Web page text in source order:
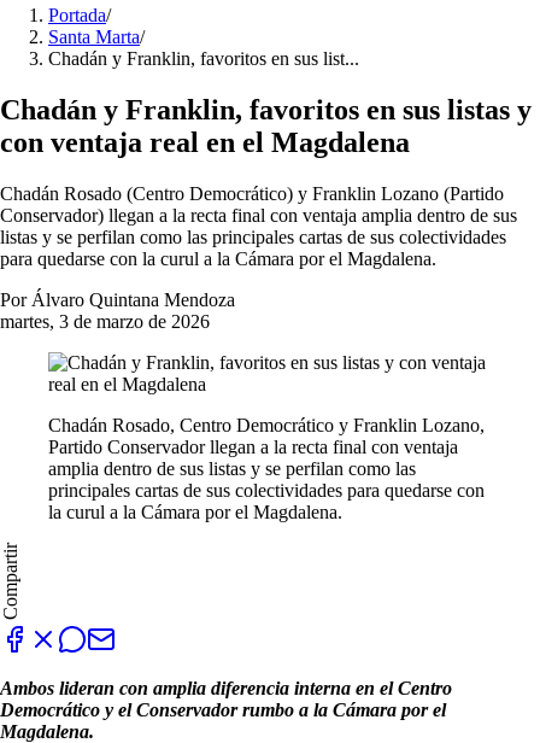
Portada/
Santa Marta/
Chadán y Franklin, favoritos en sus list...
Chadán y Franklin, favoritos en sus listas y
con ventaja real en el Magdalena
Chadán Rosado (Centro Democrático) y Franklin Lozano (Partido
Conservador) llegan a la recta final con ventaja amplia dentro de sus
listas y se perfilan como las principales cartas de sus colectividades
para quedarse con la curul a la Cámara por el Magdalena.
Por Álvaro Quintana Mendoza
martes, 3 de marzo de 2026
Chadán Rosado, Centro Democrático y Franklin Lozano,
Partido Conservador llegan a la recta final con ventaja
amplia dentro de sus listas y se perfilan como las
principales cartas de sus colectividades para quedarse con
la curul a la Cámara por el Magdalena.
Compartir
Ambos lideran con amplia diferencia interna en el Centro
Democrático y el Conservador rumbo a la Cámara por el
Magdalena.